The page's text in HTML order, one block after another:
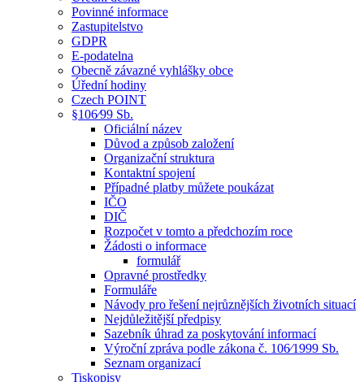
Povinné informace
Zastupitelstvo
GDPR
E-podatelna
Obecně závazné vyhlášky obce
Úřední hodiny
Czech POINT
§106⁄99 Sb.
Oficiální název
Důvod a způsob založení
Organizační struktura
Kontaktní spojení
Případné platby můžete poukázat
IČO
DIČ
Rozpočet v tomto a předchozím roce
Žádosti o informace
formulář
Opravné prostředky
Formuláře
Návody pro řešení nejrůznějších životních situací
Nejdůležitější předpisy
Sazebník úhrad za poskytování informací
Výroční zpráva podle zákona č. 106⁄1999 Sb.
Seznam organizací
Tiskopisy